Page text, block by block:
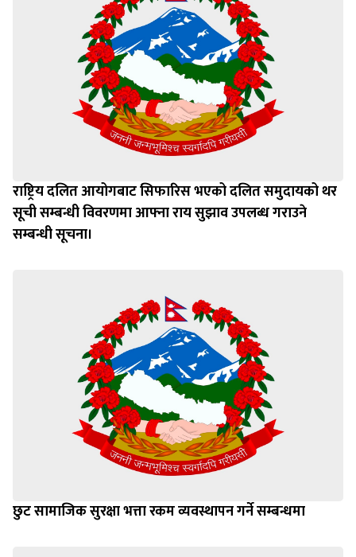
राष्ट्रिय दलित आयोगबाट सिफारिस भएको दलित समुदायको थर
सूची सम्बन्धी विवरणमा आफ्ना राय सुझाव उपलब्ध गराउने
सम्बन्धी सूचना।
छुट सामाजिक सुरक्षा भत्ता रकम व्यवस्थापन गर्ने सम्बन्धमा